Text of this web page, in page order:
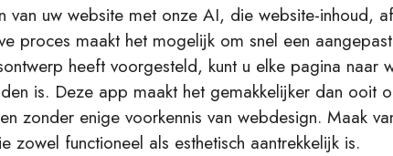
van uw website met onze AI, die website-inhoud,
proces maakt het mogelijk om snel een
heeft voorgesteld, kunt u elke pagina naar
is. Deze app maakt het gemakkelijker dan ooit
zonder enige voorkennis van webdesign. Maak
zowel functioneel als esthetisch aantrekkelijk is.